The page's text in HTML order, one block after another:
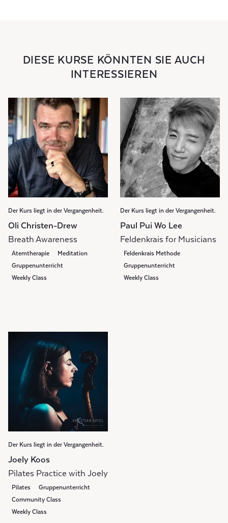
DIESE KURSE KÖNNTEN SIE AUCH
INTERESSIEREN
Der Kurs liegt in der Vergangenheit.
Oli Christen-Drew
Breath Awareness
Atemtherapie
Meditation
Gruppenunterricht
Weekly Class
Der Kurs liegt in der Vergangenheit.
Paul Pui Wo Lee
Feldenkrais for Musicians
Feldenkrais Methode
Gruppenunterricht
Weekly Class
Der Kurs liegt in der Vergangenheit.
Joely Koos
Pilates Practice with Joely
Pilates
Gruppenunterricht
Community Class
Weekly Class